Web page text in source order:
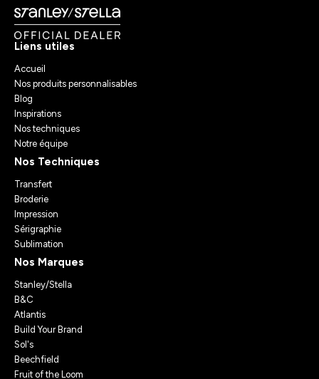
Liens utiles
Accueil
Nos produits personnalisables
Blog
Inspirations
Nos techniques
Notre équipe
Nos Techniques
Transfert
Broderie
Impression
Sérigraphie
Sublimation
Nos Marques
Stanley/Stella
B&C
Atlantis
Build Your Brand
Sol's
Beechfield
Fruit of the Loom